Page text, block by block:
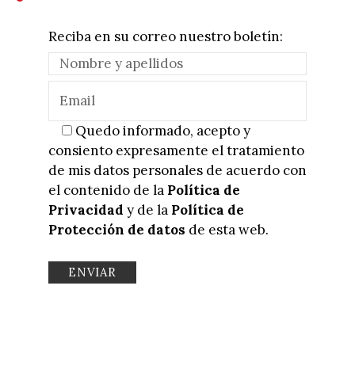
Reciba en su correo nuestro boletín:
Quedo informado, acepto y
consiento expresamente el tratamiento
de mis datos personales de acuerdo con
el contenido de la Política de
Privacidad y de la Política de
Protección de datos de esta web.